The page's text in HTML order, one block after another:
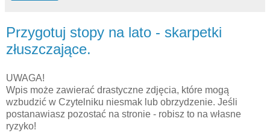
Przygotuj stopy na lato - skarpetki
złuszczające.
UWAGA!
Wpis może zawierać drastyczne zdjęcia, które mogą
wzbudzić w Czytelniku niesmak lub obrzydzenie. Jeśli
postanawiasz pozostać na stronie - robisz to na własne
ryzyko!